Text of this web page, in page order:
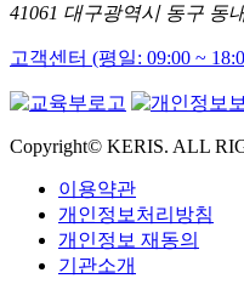
41061 대구광역시 동구 동
고객센터 (평일: 09:00 ~
Copyright© KERIS. ALL
이용약관
개인정보처리방침
개인정보 재동의
기관소개